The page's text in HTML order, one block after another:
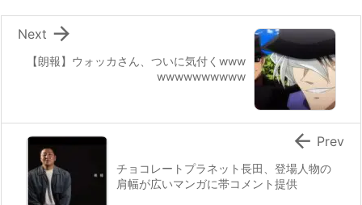
【朗報】ウォッカさん、ついに気付くwww
wwwwwwwwww

Next
チョコレートプラネット長田、登場人物の
肩幅が広いマンガに帯コメント提供
 Prev